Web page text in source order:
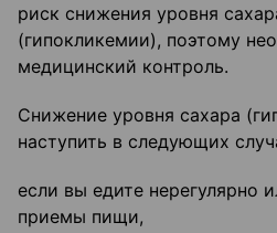
риск снижения уровня
(гипокликемии), поэтому
медицинский контроль.
Снижение уровня сахара
наступить в следующих
если вы едите нерегулярно
приемы пищи,